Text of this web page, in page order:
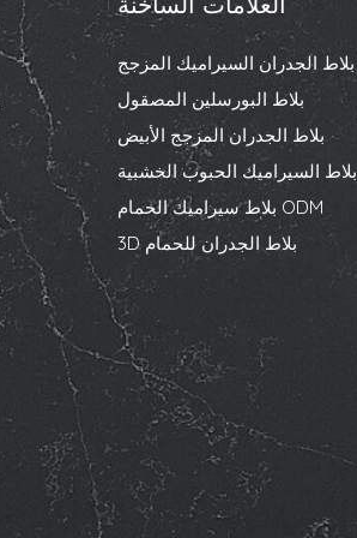
بلاط الجدران السيراميك المزجج
بلاط البورسلين المصقول
بلاط الجدران المزجج الأبيض
بلاط السيراميك الحبوب الخشبية
بلاط سيراميك الحمام ODM
3D بلاط الجدران للحمام